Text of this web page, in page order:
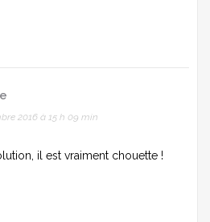
2016 à 15 h 09 min
il est vraiment chouette !